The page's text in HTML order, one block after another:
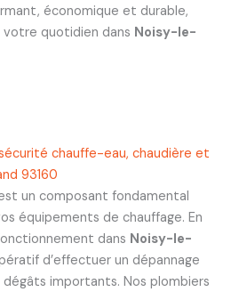
économique et durable,
quotidien dans Noisy-le-
chauffe-eau, chaudière et
93160
un composant fondamental
équipements de chauffage. En
dans Noisy-le-
d’effectuer un dépannage
importants. Nos plombiers